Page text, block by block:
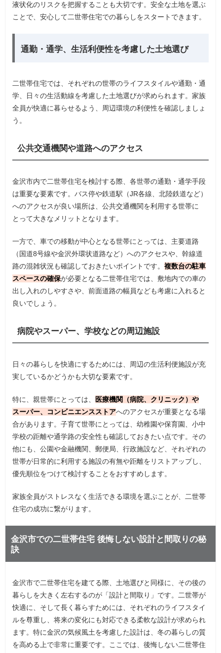
液状化のリスクを把握することも大切です。安全な土地を選ぶ
ことで、安心して二世帯住宅での暮らしをスタートできます。
通勤・通学、生活利便性を考慮した土地選び
二世帯住宅では、それぞれの世帯のライフスタイルや通勤・通
学、日々の生活動線を考慮した土地選びが求められます。家族
全員が快適に暮らせるよう、周辺環境の利便性を確認しましょ
う。
公共交通機関や道路へのアクセス
金沢市内で二世帯住宅を検討する際、各世帯の通勤・通学手段
は重要な要素です。バス停や鉄道駅（JR各線、北陸鉄道など）
へのアクセスが良い場所は、公共交通機関を利用する世帯に
とって大きなメリットとなります。
一方で、車での移動が中心となる世帯にとっては、主要道路
（国道8号線や金沢外環状道路など）へのアクセスや、幹線道
路の混雑状況も確認しておきたいポイントです。複数台の駐車
スペースの確保が必要となる二世帯住宅では、敷地内での車の
出し入れのしやすさや、前面道路の幅員なども考慮に入れると
良いでしょう。
病院やスーパー、学校などの周辺施設
日々の暮らしを快適にするためには、周辺の生活利便施設が充
実しているかどうかも大切な要素です。
特に、親世帯にとっては、
医療機関（病院、クリニック）や
スーパー、コンビニエンスストアへのアクセスが重要となる場
合があります。子育て世帯にとっては、幼稚園や保育園、小中
学校の距離や通学路の安全性も確認しておきたい点です。その
他にも、公園や金融機関、郵便局、行政施設など、それぞれの
世帯が日常的に利用する施設の有無や距離をリストアップし、
優先順位をつけて検討することをおすすめします。
家族全員がストレスなく生活できる環境を選ぶことが、二世帯
住宅の成功に繋がります。
金沢市での二世帯住宅 後悔しない設計と間取りの秘
訣
金沢市で二世帯住宅を建てる際、土地選びと同様に、その後の
暮らしを大きく左右するのが「設計と間取り」です。二世帯が
快適に、そして長く暮らすためには、それぞれのライフスタイ
ルを尊重し、将来の変化にも対応できる柔軟な設計が求められ
ます。特に金沢の気候風土を考慮した設計は、冬の暮らしの質
を高める上で非常に重要です。ここでは、後悔しない二世帯住